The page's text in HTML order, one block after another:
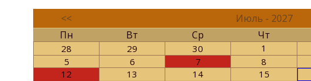
<< Июль - 2027
Пн
Вт Ср Чт
28 29 30 1
5
6 7 8
12
13 14 15